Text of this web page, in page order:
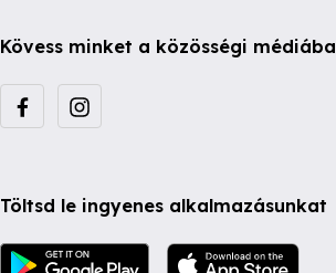
Kövess minket a közösségi
Töltsd le ingyenes alkalmazásunkat